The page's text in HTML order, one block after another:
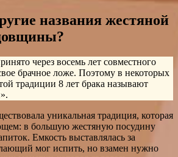
названия жестяной
через восемь лет совместного
брачное ложе. Поэтому в некоторых
традиции 8 лет брака называют
уникальная традиция, которая
в большую жестяную посудину
Емкость выставлялась за
мог испить, но взамен нужно